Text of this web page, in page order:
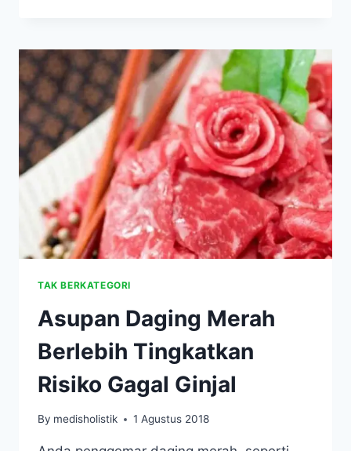
HARI
MINUMAN
BERSODA
SUDAH
BISA
MERUSAK
GINJAL
TAK BERKATEGORI
Asupan Daging Merah
Berlebih Tingkatkan
Risiko Gagal Ginjal
By medisholistik 1 Agustus 2018